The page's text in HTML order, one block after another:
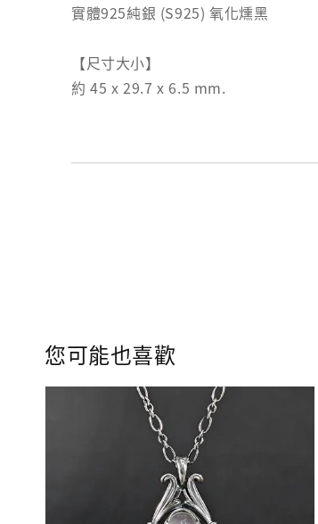
實體925純銀 (S925) 氧化燻黑
【尺寸大小】
約 45 x 29.7 x 6.5 mm.
您可能也喜歡